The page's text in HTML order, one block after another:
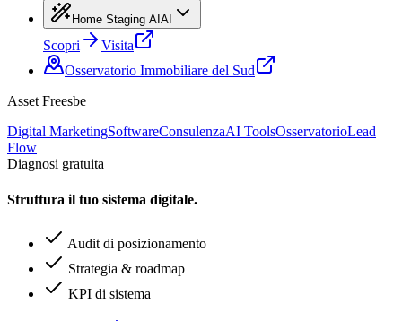
Home Staging AI AI
Scopri
Visita
Osservatorio Immobiliare del Sud
Asset Freesbe
Digital MarketingSoftwareConsulenzaAI ToolsOsservatorioLead
Flow
Diagnosi gratuita
Struttura il tuo sistema digitale.
Audit di posizionamento
Strategia & roadmap
KPI di sistema